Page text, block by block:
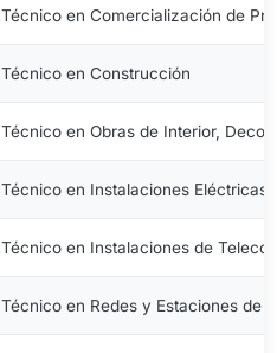
Técnico en Comercialización de
Técnico en Construcción
Técnico en Obras de Interior,
Técnico en Instalaciones Eléctricas
Técnico en Instalaciones de
Técnico en Redes y Estaciones de